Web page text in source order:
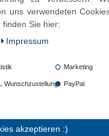
uns verwendeten
Sie hier:
Impressum
Marketing
Wunschzustellung PayPal
akzeptieren :)